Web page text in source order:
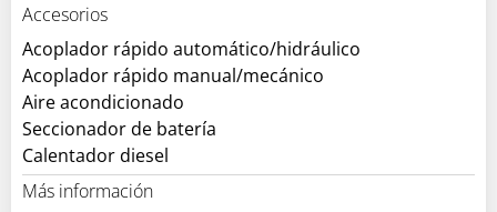
Accesorios
Acoplador rápido automático/hidráulico
Acoplador rápido manual/mecánico
Aire acondicionado
Seccionador de batería
Calentador diesel
Más información